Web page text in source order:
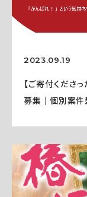
2023.09.19
【ご寄付くださ
募集｜個別案件